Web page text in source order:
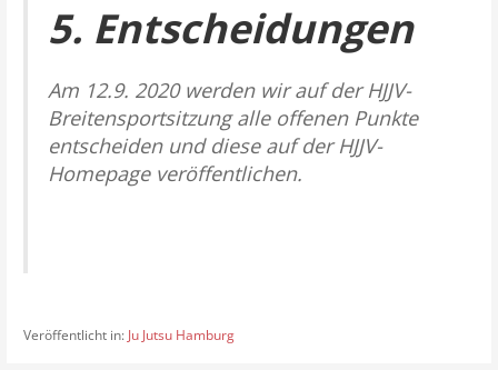
5. Entscheidungen
Am 12.9. 2020 werden wir auf der HJJV-
Breitensportsitzung alle offenen Punkte
entscheiden und diese auf der HJJV-
Homepage veröffentlichen.
Veröffentlicht in: Ju Jutsu Hamburg